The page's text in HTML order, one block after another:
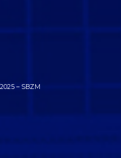
– SBZM